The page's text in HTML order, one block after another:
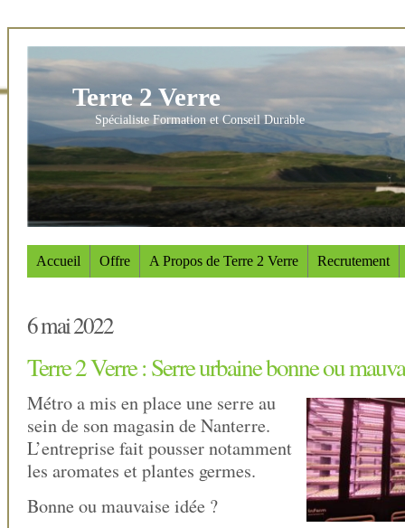
Terre 2 Verre
Spécialiste Formation et Conseil Durable
Accueil Offre A Propos de Terre 2 Verre Recrutement
6 mai 2022
Terre 2 Verre : Serre urbaine bonne ou
Métro a mis en place une serre au
sein de son magasin de Nanterre.
L’entreprise fait pousser notamment
les aromates et plantes germes.
Bonne ou mauvaise idée ?